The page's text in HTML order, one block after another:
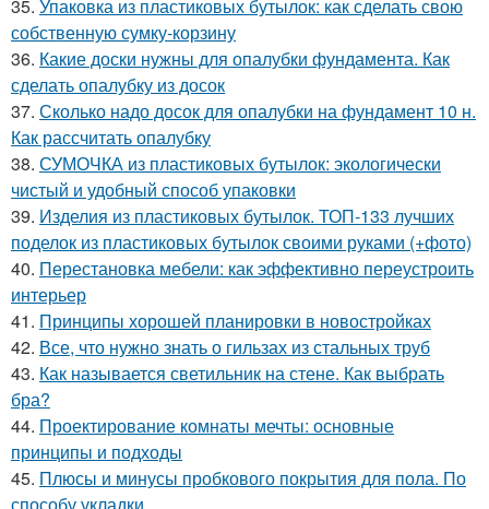
35. Упаковка из пластиковых бутылок: как сделать свою
собственную сумку-корзину
36. Какие доски нужны для опалубки фундамента. Как
сделать опалубку из досок
37. Сколько надо досок для опалубки на фундамент 10 н.
Как рассчитать опалубку
38. СУМОЧКА из пластиковых бутылок: экологически
чистый и удобный способ упаковки
39. Изделия из пластиковых бутылок. ТОП-133 лучших
поделок из пластиковых бутылок своими руками (+фото)
40. Перестановка мебели: как эффективно переустроить
интерьер
41. Принципы хорошей планировки в новостройках
42. Все, что нужно знать о гильзах из стальных труб
43. Как называется светильник на стене. Как выбрать
бра?
44. Проектирование комнаты мечты: основные
принципы и подходы
45. Плюсы и минусы пробкового покрытия для пола. По